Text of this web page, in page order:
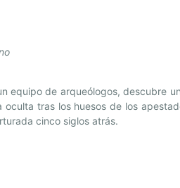
equipo de arqueólogos, descubre
tras los huesos de los
cinco siglos atrás.